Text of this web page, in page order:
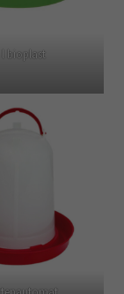
l bioplast